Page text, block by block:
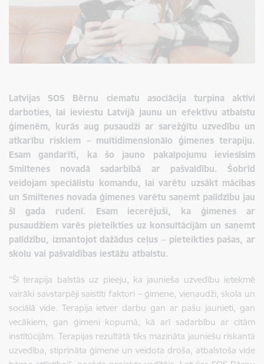
Latvijas SOS Bērnu ciematu asociācija turpina aktīvi
darboties, lai ieviestu Latvijā jaunu un efektīvu atbalstu
ģimenēm, kurās aug pusaudži ar sarežģītu uzvedību un
atkarību riskiem – multidimensionālo ģimenes terapiju.
Esam gandarīti, ka šo jauno pakalpojumu ieviesīsim
Smiltenes novadā sadarbībā ar pašvaldību. Šobrīd
veidojam speciālistu komandu, lai varētu uzsākt mācības
un Smiltenes novada ģimenes varētu saņemt palīdzību jau
šī gada rudenī. Esam iecerējuši, ka ģimenes ar
pusaudžiem varēs pieteikties uz konsultācijām un saņemt
palīdzību, izmantojot dažādus ceļus – pieteikties pašas, ar
skolu vai pašvaldības iestāžu atbalstu.
“Šī terapija balstās uz pieeju, ka jaunieša uzvedību ietekmē
vairāki savstarpēji saistīti faktori – ģimene, vienaudži, skola un
sociālā vide. Terapija ietver darbu gan ar pašu jaunieti, gan
vecākiem, gan ģimeni kopumā, kā arī sadarbību ar citām
institūcijām. Terapijas rezultātā tiks mazināta jauniešu riskantā
uzvedība, stiprināta ģimene un veidota droša, atbalstoša vide